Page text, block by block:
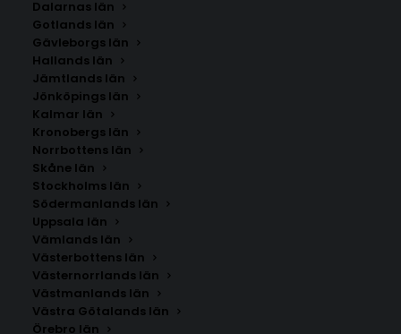
Dalarnas län
Gotlands län
Gävleborgs län
Hallands län
Jämtlands län
Jönköpings län
Kalmar län
Kronobergs län
Norrbottens län
Skåne län
Stockholms län
Södermanlands län
Uppsala län
Vämlands län
Västerbottens län
Västernorrlands län
Västmanlands län
Västra Götalands län
Örebro län
Siljansnäs
Storlek